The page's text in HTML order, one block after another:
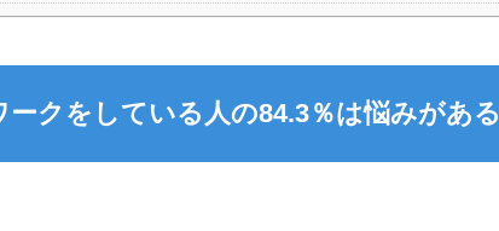
ークをしている人の84.3％は悩みがある